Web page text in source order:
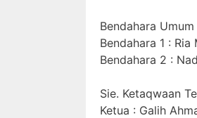
Bendahara
Bendahara 1 :
Bendahara 2 :
Sie. Ketaqwaan
Ketua : Galih